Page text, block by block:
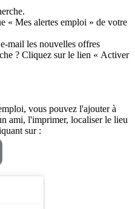
« Mes alertes emploi » de votre
mail les nouvelles offres
? Cliquez sur le lien « Activer
vous pouvez l'ajouter à
ami, l'imprimer, localiser le lieu
sur :